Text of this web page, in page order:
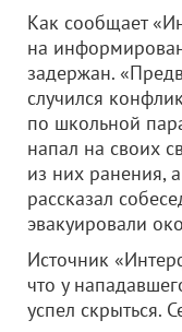
Как сообщает
на
задержан.
случился
по школьной
напал на своих
из них ранения,
рассказал
эвакуировали
Источник
что у
успел скрыться.